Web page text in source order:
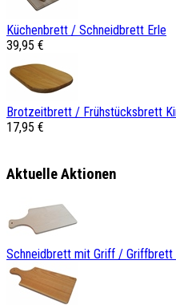
Küchenbrett / Schneidbrett Erle
39,95 €
Brotzeitbrett / Frühstücksbrett
17,95 €
Aktuelle Aktionen
Schneidbrett mit Griff / Griffbrett